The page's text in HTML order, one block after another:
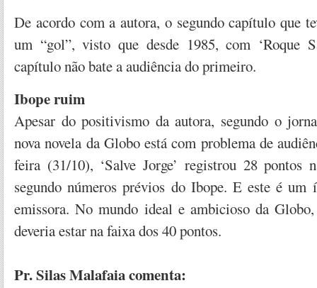
De acordo com a autora, o segundo capítulo que
um “gol”, visto que desde 1985, com ‘Roque
capítulo não bate a audiência do primeiro.
Ibope ruim
Apesar do positivismo da autora, segundo o
nova novela da Globo está com problema de
feira (31/10), ‘Salve Jorge’ registrou 28 pontos
segundo números prévios do Ibope. E este é um
emissora. No mundo ideal e ambicioso da
deveria estar na faixa dos 40 pontos.
Pr. Silas Malafaia comenta: